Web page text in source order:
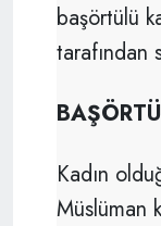
başörtülü
tarafından
Kadın
Müslüman